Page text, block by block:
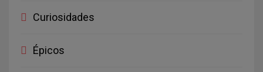
Curiosidades
Épicos